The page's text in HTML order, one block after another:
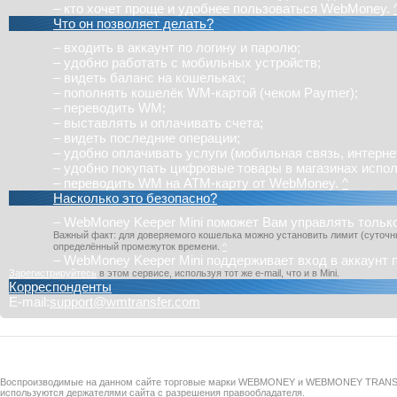
– кто хочет проще и удобнее пользоваться WebMoney.
Что он позволяет делать?
– входить в аккаунт по логину и паролю;
– удобно работать с мобильных устройств;
– видеть баланс на кошельках;
– пополнять кошелёк WM-картой (чеком Paymer);
– переводить WM;
– выставлять и оплачивать счета;
– видеть последние операции;
– удобно оплачивать услуги (мобильная связь,
– удобно покупать цифровые товары в магазинах
– переводить WM на ATM-карту от WebMoney. ^
Насколько это безопасно?
– WebMoney Keeper Mini поможет Вам управлять
Важный факт: для доверяемого кошелька можно установить лимит
определённый промежуток времени. ^
– WebMoney Keeper Mini поддерживает вход в
Зарегистрируйтесь в этом сервисе, используя тот же e-mail, что и в Mini
Корреспонденты
E-mail:support@wmtransfer.com
Воспроизводимые на данном сайте торговые марки WEBMONEY и WEBMONEY
используются держателями сайта с разрешения правообладателя.